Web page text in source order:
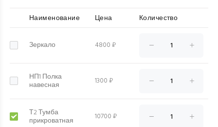
Наименование Цена Количество
Зеркало 4800 ₽
НП1 Полка
навесная 1300 ₽
Т2 Тумба
прикроватная 10700 ₽